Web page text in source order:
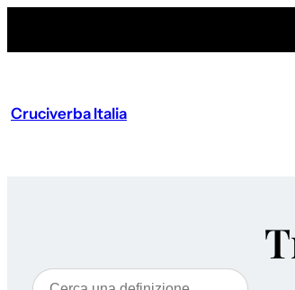
Cruciverba Italia
Cerca